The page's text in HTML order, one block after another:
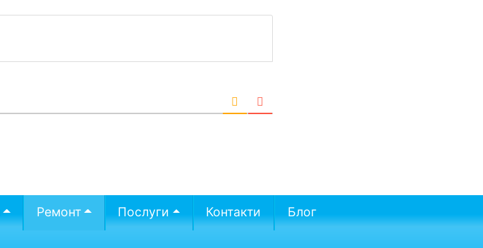
Ремонт Послуги Контакти Блог